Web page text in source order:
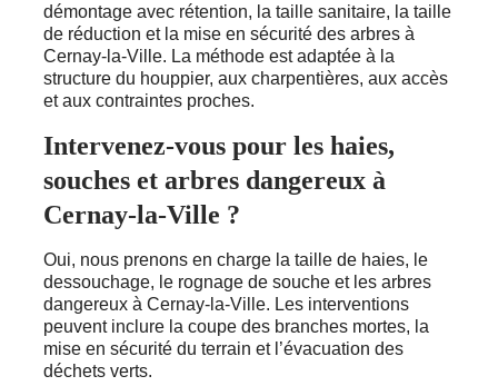
démontage avec rétention, la taille sanitaire, la taille
de réduction et la mise en sécurité des arbres à
Cernay-la-Ville. La méthode est adaptée à la
structure du houppier, aux charpentières, aux accès
et aux contraintes proches.
Intervenez-vous pour les haies,
souches et arbres dangereux à
Cernay-la-Ville ?
Oui, nous prenons en charge la taille de haies, le
dessouchage, le rognage de souche et les arbres
dangereux à Cernay-la-Ville. Les interventions
peuvent inclure la coupe des branches mortes, la
mise en sécurité du terrain et l’évacuation des
déchets verts.